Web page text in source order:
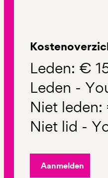
Leden: €
Leden -
Niet
Niet lid -
Aanmelden